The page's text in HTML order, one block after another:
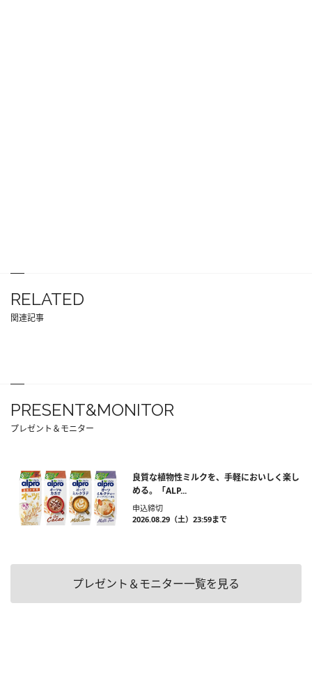
RELATED
関連記事
PRESENT&MONITOR
プレゼント＆モニター
良質な植物性ミルクを、手軽においしく楽し
める。「ALP...
申込締切
2026.08.29（土）23:59まで
プレゼント＆モニター一覧を見る